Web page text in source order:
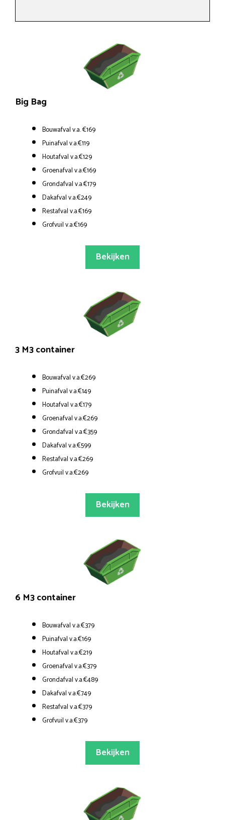
Big Bag
Bouwafval v.a. €169
Puinafval v.a.€119
Houtafval v.a.€129
Groenafval v.a.€169
Grondafval v.a.€179
Dakafval v.a.€249
Restafval v.a.€169
Grofvuil v.a.€169
Bekijken
3 M3 container
Bouwafval v.a.€269
Puinafval v.a.€149
Houtafval v.a.€179
Groenafval v.a.€269
Grondafval v.a.€359
Dakafval v.a.€599
Restafval v.a.€269
Grofvuil v.a.€269
Bekijken
6 M3 container
Bouwafval v.a.€379
Puinafval v.a.€169
Houtafval v.a.€219
Groenafval v.a.€379
Grondafval v.a.€489
Dakafval v.a.€749
Restafval v.a.€379
Grofvuil v.a.€379
Bekijken